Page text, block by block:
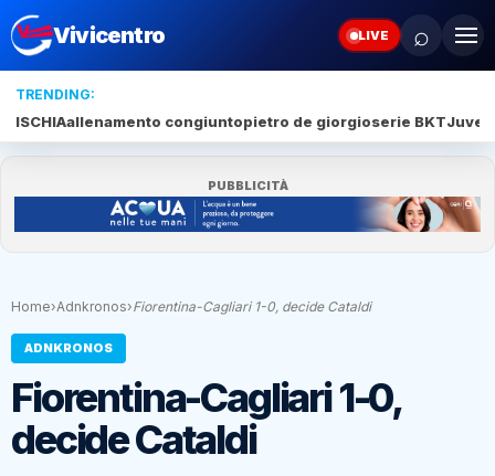
Vivicentro LIVE ⌕
TRENDING:
ISCHIAallenamento congiuntopietro de giorgioserie BKTJuve
PUBBLICITÀ
Home›Adnkronos›Fiorentina-Cagliari 1-0, decide Cataldi
ADNKRONOS
Fiorentina-Cagliari 1-0,
decide Cataldi